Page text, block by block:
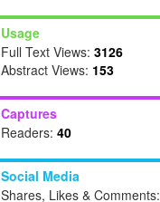
Usage
Full Text Views: 3126
Abstract Views: 153
Captures
Readers: 40
Social Media
Shares, Likes & Comments: